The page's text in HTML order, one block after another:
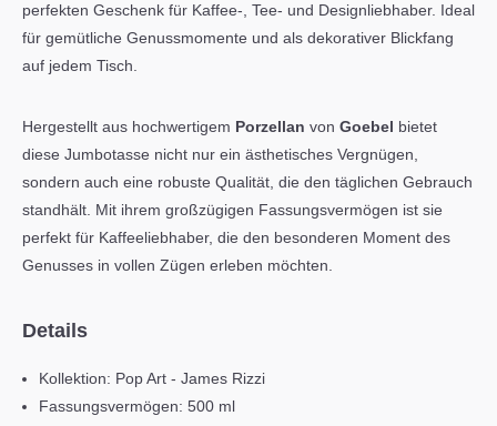
perfekten Geschenk für Kaffee-, Tee- und Designliebhaber. Ideal
für gemütliche Genussmomente und als dekorativer Blickfang
auf jedem Tisch.
Hergestellt aus hochwertigem Porzellan von Goebel bietet
diese Jumbotasse nicht nur ein ästhetisches Vergnügen,
sondern auch eine robuste Qualität, die den täglichen Gebrauch
standhält. Mit ihrem großzügigen Fassungsvermögen ist sie
perfekt für Kaffeeliebhaber, die den besonderen Moment des
Genusses in vollen Zügen erleben möchten.
Details
Kollektion: Pop Art - James Rizzi
Fassungsvermögen: 500 ml